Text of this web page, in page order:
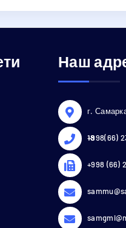
Наш
г.
18
+998(66)
+998 (66)